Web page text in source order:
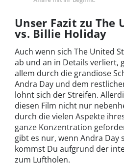
Unser Fazit zu The
vs. Billie Holiday
Auch wenn sich The United
ab und an in Details verliert,
allem durch die grandiose
Andra Day und dem
lohnt sich der Streifen.
diesen Film nicht nur
durch die vielen Aspekte
ganze Konzentration
gibt es nur, wenn Andra Day
kommst Du aufgrund der
zum Luftholen.